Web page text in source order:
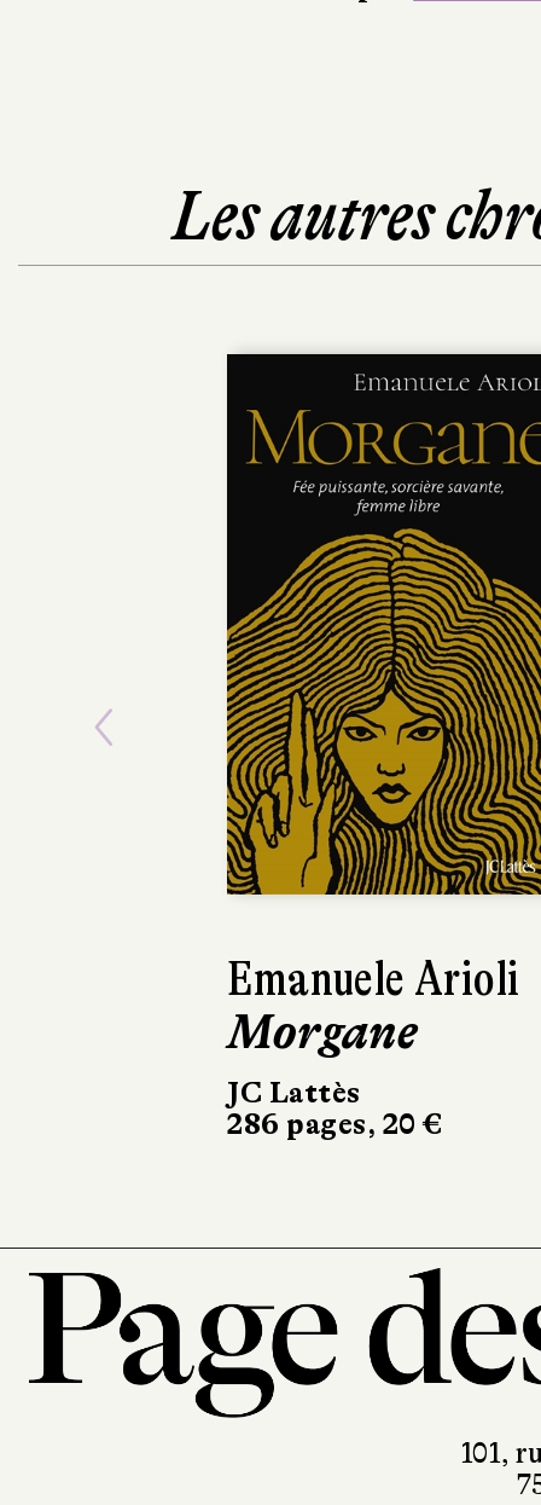
Les autres
Emanuele Arioli
Morgane
JC Lattès
286 pages, 20 €
L'Éveil
450 pages,
Previous
101,